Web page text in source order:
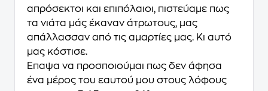
απρόσεκτοι και επιπόλαιοι, πιστεύαμε πως
τα νιάτα μάς έκαναν άτρωτους, μας
απάλλασσαν από τις αμαρτίες μας. Κι αυτό
μας κόστισε.
Έπαψα να προσποιούμαι πως δεν άφησα
ένα μέρος του εαυτού μου στους λόφους